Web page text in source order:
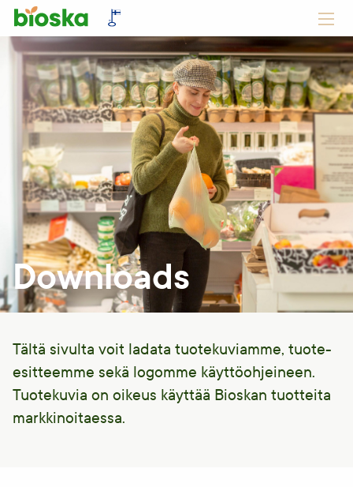
Downloads
Tältä sivulta voit ladata tuotekuviamme, tuote-
esitteemme sekä logomme käyttöohjeineen.
Tuotekuvia on oikeus käyttää Bioskan tuotteita
markkinoitaessa.